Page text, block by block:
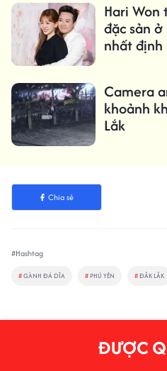
Hari
đặc sản
nhất định
Camera
khoảnh
Lắk
Chia sẻ
#Hashtag
#GÀNH ĐÁ DĨA # PHÚ YÊN #ĐẮK LẮK
ĐƯỢC